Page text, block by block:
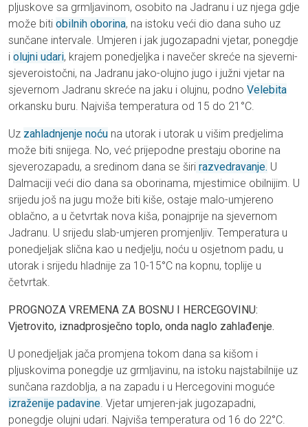
pljuskove sa grmljavinom, osobito na Jadranu i uz njega gdje
može biti obilnih oborina, na istoku veći dio dana suho uz
sunčane intervale. Umjeren i jak jugozapadni vjetar, ponegdje
i olujni udari, krajem ponedjeljka i navečer skreće na sjeverni-
sjeveroistočni, na Jadranu jako-olujno jugo i južni vjetar na
sjevernom Jadranu skreće na jaku i olujnu, podno Velebita
orkansku buru. Najviša temperatura od 15 do 21°C.
Uz zahladnjenje noću na utorak i utorak u višim predjelima
može biti snijega. No, već prijepodne prestaju oborine na
sjeverozapadu, a sredinom dana se širi razvedravanje. U
Dalmaciji veći dio dana sa oborinama, mjestimice obilnijim. U
srijedu još na jugu može biti kiše, ostaje malo-umjereno
oblačno, a u četvrtak nova kiša, ponajprije na sjevernom
Jadranu. U srijedu slab-umjeren promjenljiv. Temperatura u
ponedjeljak slična kao u nedjelju, noću u osjetnom padu, u
utorak i srijedu hladnije za 10-15°C na kopnu, toplije u
četvrtak.
PROGNOZA VREMENA ZA BOSNU I HERCEGOVINU:
Vjetrovito, iznadprosječno toplo, onda naglo zahlađenje.
U ponedjeljak jača promjena tokom dana sa kišom i
pljuskovima ponegdje uz grmljavinu, na istoku najstabilnije uz
sunčana razdoblja, a na zapadu i u Hercegovini moguće
izraženije padavine. Vjetar umjeren-jak jugozapadni,
ponegdje olujni udari. Najviša temperatura od 16 do 22°C.